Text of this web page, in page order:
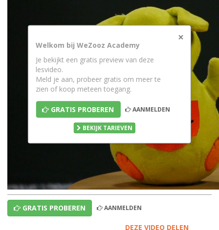
×
Welkom bij WeZooz Academy
Je bekijkt een gratis preview van deze
lesvideo.
Meld je aan, probeer gratis om meer te
zien of koop meteen toegang.
GRATIS PROBEREN AANMELDEN
BEKIJK TARIEVEN
GRATIS PROBEREN AANMELDEN
DEZE VIDEO DELEN